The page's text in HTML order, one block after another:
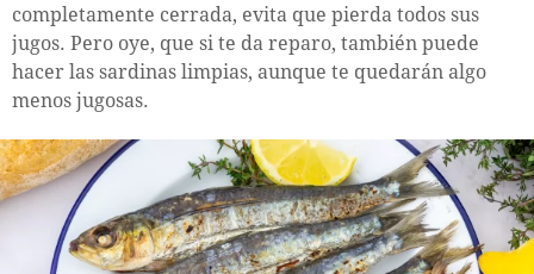
completamente cerrada, evita que pierda todos sus
jugos. Pero oye, que si te da reparo, también puede
hacer las sardinas limpias, aunque te quedarán algo
menos jugosas.